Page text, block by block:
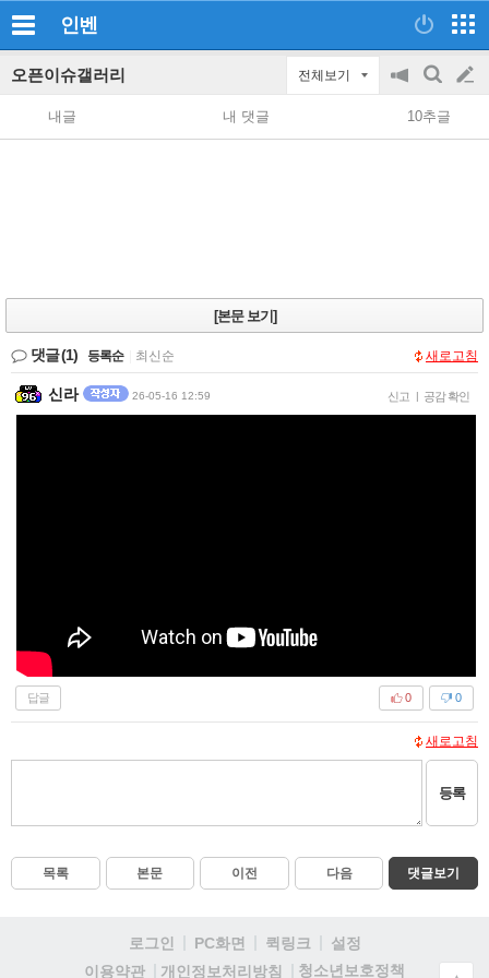
인벤
오픈이슈갤러리 전체보기
공
지
on/off
검
색
글
쓰
내글 내 댓글 10추글
[본문 보기]
댓글(1) 등록순 최신순 새로고침
신라 26-05-16 12:59 신고 | 공감 확인
답글 0
0
새로고침
등록
목록 본문 이전 다음 댓글보기
로그인 PC화면 퀵링크
설정
이용약관
개인정보처리방침 청소년보호정책